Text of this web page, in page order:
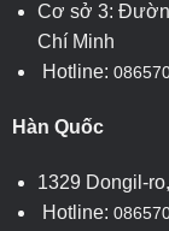
Cơ sở 3:
Chí Minh
Hotline:
Hàn Quốc
1329 Dongil-
Hotline: